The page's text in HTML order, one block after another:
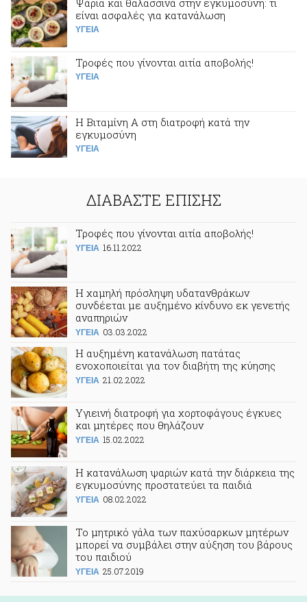
Ψάρια και θαλασσινά στην εγκυμοσύνη: τι
είναι ασφαλές για κατανάλωση
ΥΓΕΙΑ
Τροφές που γίνονται αιτία αποβολής!
ΥΓΕΙΑ
H Βιταμίνη Α στη διατροφή κατά την
εγκυμοσύνη
ΥΓΕΙΑ
ΔΙΑΒΑΣΤΕ ΕΠΙΣΗΣ
Τροφές που γίνονται αιτία αποβολής!
ΥΓΕΙΑ 16.11.2022
Η χαμηλή πρόσληψη υδατανθράκων
συνδέεται με αυξημένο κίνδυνο εκ γενετής
αναπηριών
ΥΓΕΙΑ 03.03.2022
H αυξημένη κατανάλωση πατάτας
ενοχοποιείται για τον διαβήτη της κύησης
ΥΓΕΙΑ 21.02.2022
Υγιεινή διατροφή για χορτοφάγους έγκυες
και μητέρες που θηλάζουν
ΥΓΕΙΑ 15.02.2022
Η κατανάλωση ψαριών κατά την διάρκεια της
εγκυμοσύνης προστατεύει τα παιδιά
ΥΓΕΙΑ 08.02.2022
Το μητρικό γάλα των παχύσαρκων μητέρων
μπορεί να συμβάλει στην αύξηση του βάρους
του παιδιού
ΥΓΕΙΑ 25.07.2019